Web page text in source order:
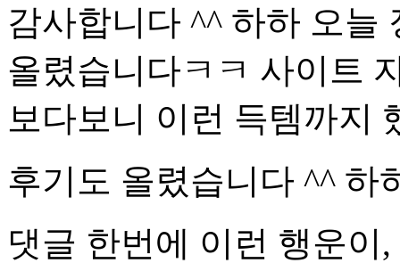
감사합니다 ^^ 하하 오늘
올렸습니다ㅋㅋ 사이트
보다보니 이런 득템까지
후기도 올렸습니다 ^^ 하
댓글 한번에 이런 행운이